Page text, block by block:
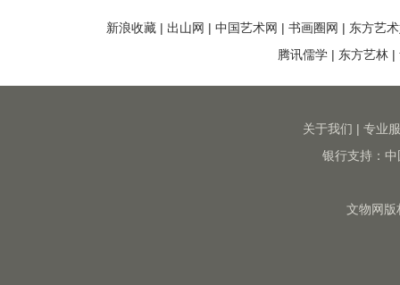
新浪收藏 | 出山网 | 中国艺术网 | 书画圈网 | 东方艺
腾讯儒学 | 东方艺林 |
关于我们 | 专业
银行支持：
文物网